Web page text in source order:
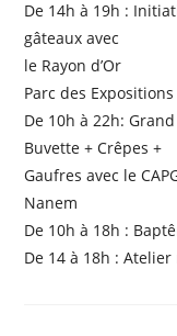
De 14h à 19h :
gâteaux avec
le Rayon d’Or
Parc des Expositions
De 10h à 22h:
Buvette + Crêpes +
Gaufres avec le
Nanem
De 10h à 18h :
De 14 à 18h :